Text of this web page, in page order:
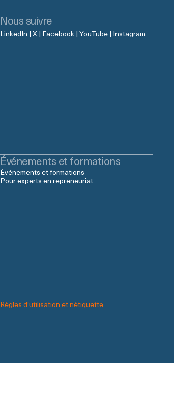
Nous suivre
LinkedIn |X| Facebook|YouTube| Instagram
Événements et formations
Événements et formations
Pour experts en repreneuriat
Règles d’utilisation et nétiquette